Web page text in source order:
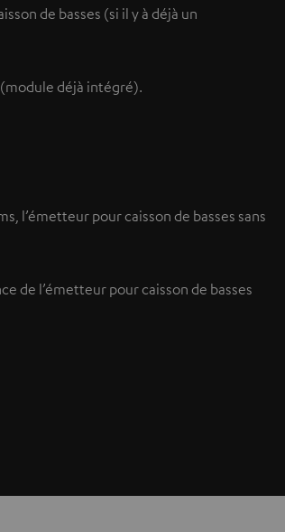
de basses (si il y à déjà un
(module déjà intégré).
l’émetteur pour caisson de basses sans
de l’émetteur pour caisson de basses